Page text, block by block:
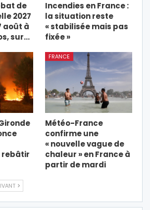
de
2027
août à
sur…
Incendies en France :
la situation reste
« stabilisée mais pas
fixée »
rebâtir
FRANCE
Météo-France
confirme une
« nouvelle vague de
chaleur » en France à
partir de mardi